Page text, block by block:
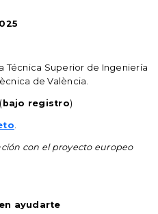
Técnica Superior de Ingeniería
de València.
bajo registro)
.
con el proyecto europeo
ayudarte